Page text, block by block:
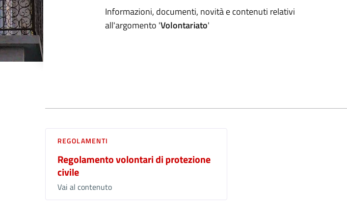
Dettagli argomento
Informazioni, documenti, novità e contenuti relativi
all'argomento 'Volontariato'
REGOLAMENTI
Regolamento volontari di protezione
civile
Vai al contenuto